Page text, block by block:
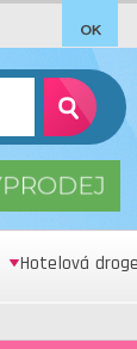
Hotelová